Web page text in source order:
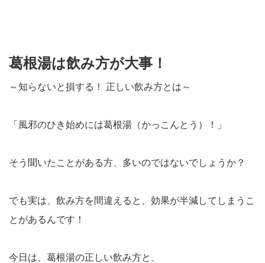
葛根湯は飲み方が大事！
～知らないと損する！ 正しい飲み方とは～
「風邪のひき始めには葛根湯（かっこんとう）！」
そう聞いたことがある方、多いのではないでしょうか？
でも実は、 飲み方を間違えると、効果が半減してしまう こ
とがあるんです！
今日は、葛根湯の正しい飲み方と、